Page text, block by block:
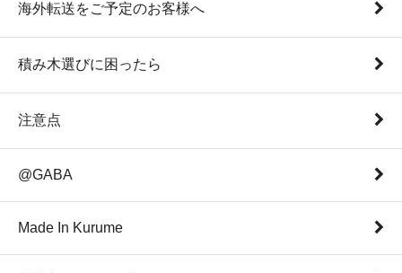
海外転送をご予定のお客様へ
積み木選びに困ったら
注意点
@GABA
Made In Kurume